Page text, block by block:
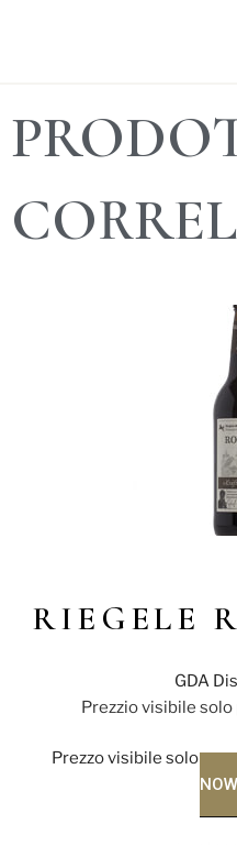
RIEGELE
GDA
Prezzio visibile
Prezzo visibile solo
NOW